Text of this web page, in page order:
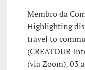
Membro da
Highlighting
travel to
(CREATOUR
(via Zoom), 03